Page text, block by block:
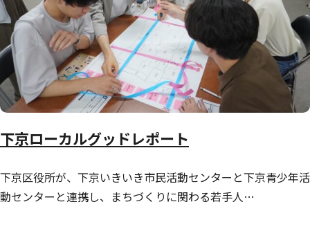
下京ローカルグッドレポート
下京区役所が、下京いきいき市民活動センターと下京青少年活
動センターと連携し、まちづくりに関わる若手人…